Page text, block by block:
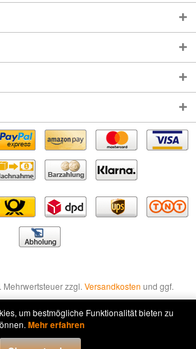
zzgl. Versandkosten und ggf.
wenn nicht anders beschrieben
Widerruf erklären
um bestmögliche Funktionalität bieten zu
Mehr erfahren